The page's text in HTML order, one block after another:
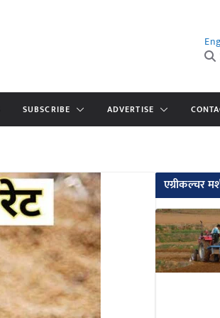
SUBSCRIBE ADVERTISE
एग्रीकल्चर